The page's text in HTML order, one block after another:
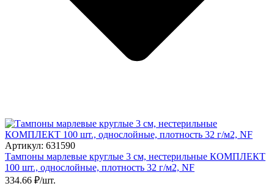
Артикул: 631590
Тампоны марлевые круглые 3 см, нестерильные КОМПЛЕКТ
100 шт., однослойные, плотность 32 г/м2, NF
334.66 ₽/шт.